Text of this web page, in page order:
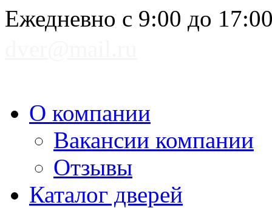
Ежедневно с 9:00 до
О компании
Вакансии компании
Отзывы
Каталог дверей